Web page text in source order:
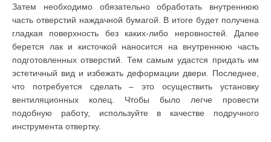
Затем необходимо обязательно обработать внутреннюю
часть отверстий наждачной бумагой. В итоге будет получена
гладкая поверхность без каких-либо неровностей. Далее
берется лак и кисточкой наносится на внутреннюю часть
подготовленных отверстий. Тем самым удастся придать им
эстетичный вид и избежать деформации двери. Последнее,
что потребуется сделать – это осуществить установку
вентиляционных колец. Чтобы было легче провести
подобную работу, используйте в качестве подручного
инструмента отвертку.